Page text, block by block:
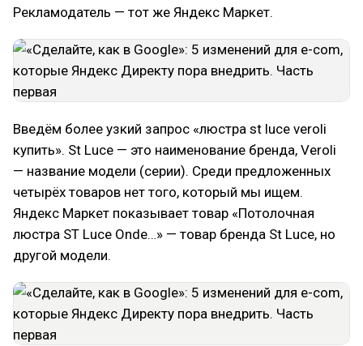
Рекламодатель — тот же Яндекс Маркет.
Введём более узкий запрос «люстра st luce veroli
купить». St Luce — это наименование бренда, Veroli
— название модели (серии). Среди предложенных
четырёх товаров нет того, который мы ищем.
Яндекс Маркет показывает товар «Потолочная
люстра ST Luce Onde…» — товар бренда St Luce, но
другой модели.